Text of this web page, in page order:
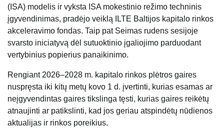
(ISA) modelis ir vyksta ISA mokestinio režimo techninis
įgyvendinimas, pradėjo veiklą ILTE Baltijos kapitalo rinkos
akceleravimo fondas. Taip pat Seimas rudens sesijoje
svarsto iniciatyvą dėl sutuoktinio įgaliojimo parduodant
vertybinius popierius panaikinimo.
Rengiant 2026–2028 m. kapitalo rinkos plėtros gaires
nuspręsta iki kitų metų kovo 1 d. įvertinti, kurias esamas ar
neįgyvendintas gaires tikslinga tęsti, kurias gaires reikėtų
atnaujinti ar patikslinti, kad jos geriau atspindėtų nūdienos
aktualijas ir rinkos poreikius.